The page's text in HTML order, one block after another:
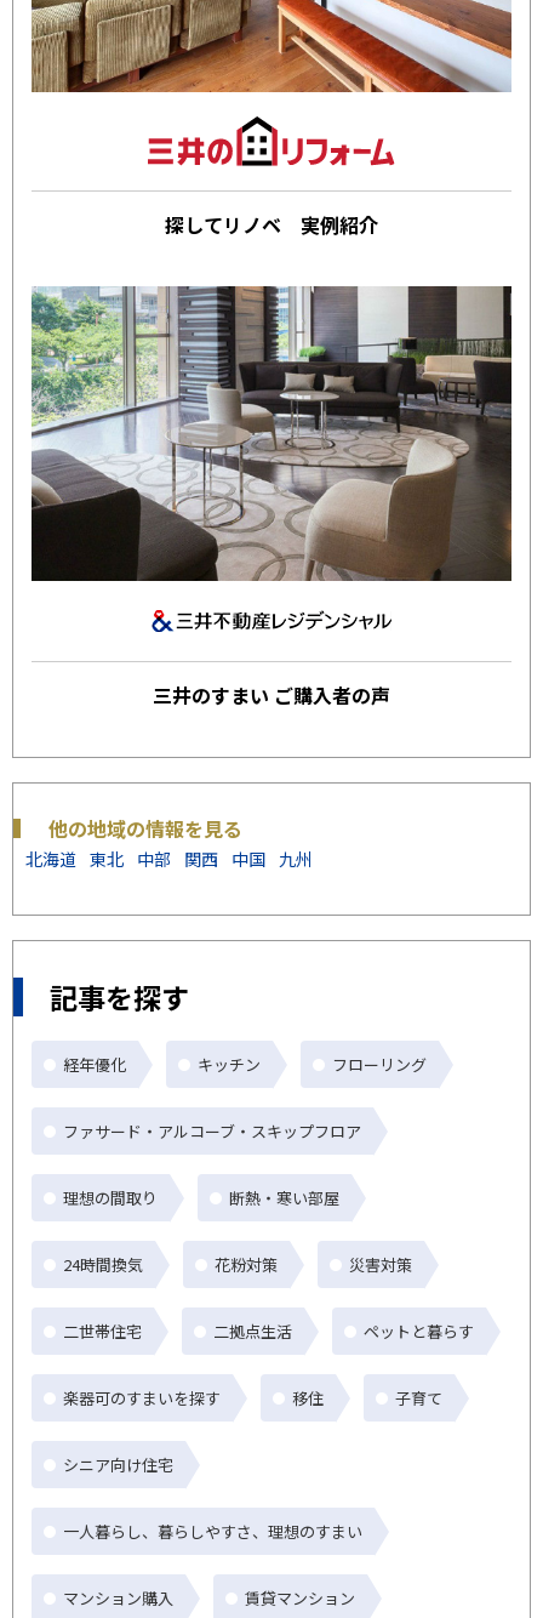
探してリノベ 実例紹介
三井のすまい ご購入者の声
他の地域の情報を見る
北海道 東北 中部 関西 中国 九州
記事を探す
経年優化 キッチン フローリング
ファサード・アルコーブ・スキップフロア
理想の間取り 断熱・寒い部屋
24時間換気 花粉対策 災害対策
二世帯住宅 二拠点生活 ペットと暮らす
楽器可のすまいを探す 移住 子育て
シニア向け住宅
一人暮らし、暮らしやすさ、理想のすまい
マンション購入 賃貸マンション